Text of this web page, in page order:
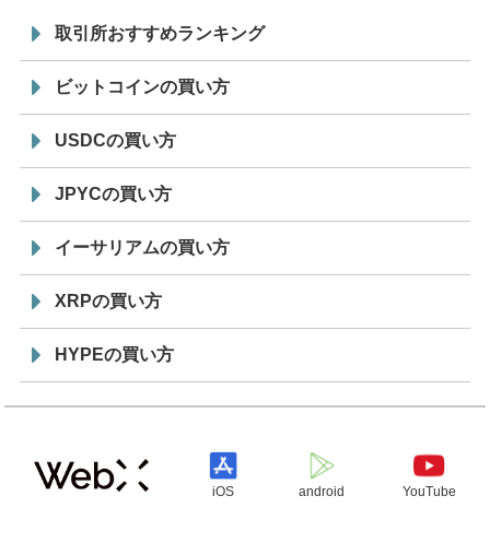
取引所おすすめランキング
ビットコインの買い方
USDCの買い方
JPYCの買い方
イーサリアムの買い方
XRPの買い方
HYPEの買い方
iOS android YouTube